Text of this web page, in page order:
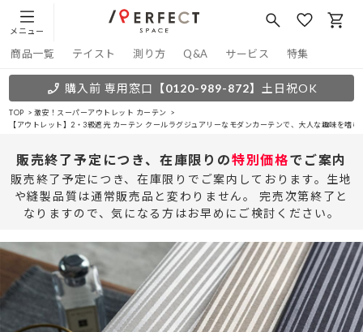
メニュー
商品一覧 テイスト 測り方 Q&A サービス 特集
購入前 専用窓口 【0120-989-872】 土日祝OK
TOP
激安！スーパーアウトレット カーテン
【アウトレット】2・3級遮光 カーテン クールラグジュアリーなモダンカーテンで、大人な趣味を嗜む
販売終了予定につき、在庫限りの特別価格でご案内
販売終了予定につき、在庫限りでご案内しております。生地
や縫製品質は通常販売品と変わりません。 完売次第終了と
なりますので、気になる方はお早めにご検討ください。